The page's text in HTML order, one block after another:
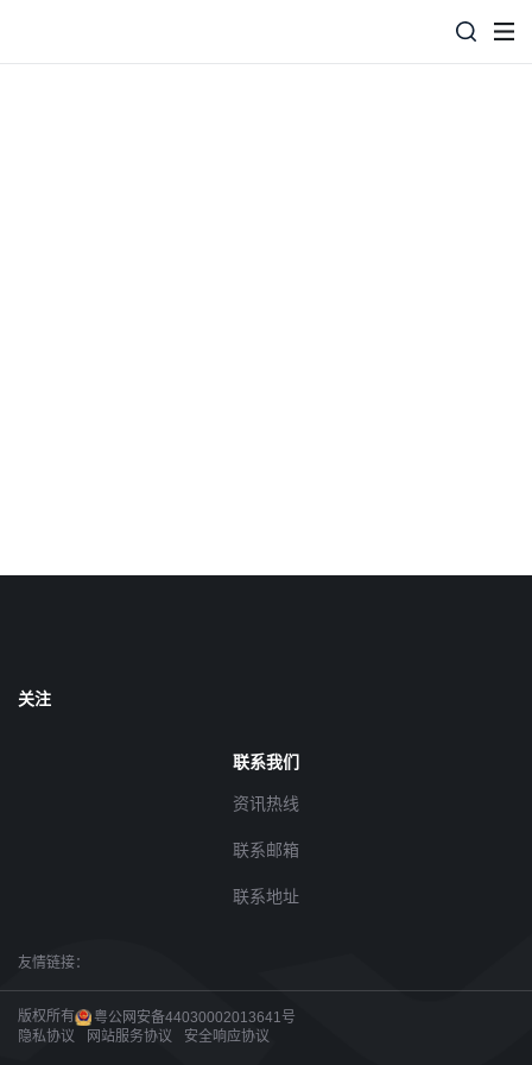
关注
联系我们
资讯热线
联系邮箱
联系地址
友情链接：
版权所有
粤公网安备44030002013641号
隐私协议
网站服务协议 安全响应协议